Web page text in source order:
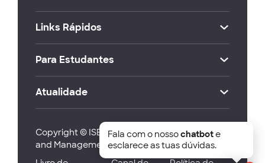
Links Rápidos
Para Estudantes
Atualidade
Copyright © ISEG Lisbon School of Economics
and Management 2026
Fala com o nossochatbote
esclarece as tuas dúvidas.